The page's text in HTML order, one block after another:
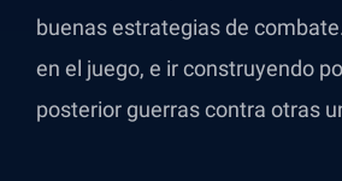
buenas estrategias de
en el juego, e ir construyendo
posterior guerras contra otras